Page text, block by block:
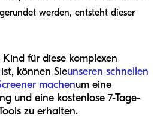
werden, entsteht dieser
für diese komplexen
können Sieunseren schnellen
machenum eine
und eine kostenlose 7-Tage-
zu erhalten.